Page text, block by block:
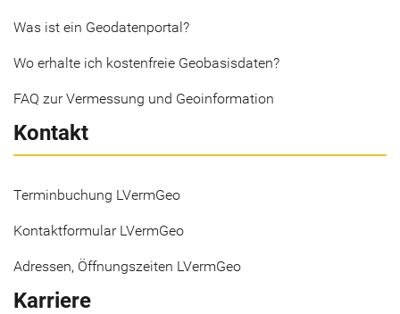
Was ist ein Geodatenportal?
Wo erhalte ich kostenfreie Geobasisdaten?
FAQ zur Vermessung und Geoinformation
Kontakt
Terminbuchung LVermGeo
Kontaktformular LVermGeo
Adressen, Öffnungszeiten LVermGeo
Karriere